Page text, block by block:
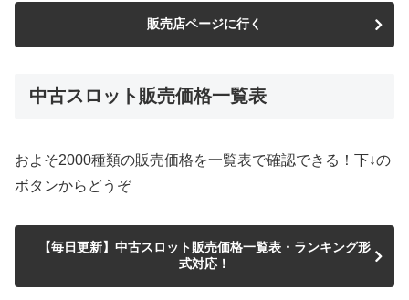
販売店ページに行く
中古スロット販売価格一覧表
およそ2000種類の販売価格を一覧表で確認できる！下↓の
ボタンからどうぞ
【毎日更新】中古スロット販売価格一覧表・ランキング形
式対応！